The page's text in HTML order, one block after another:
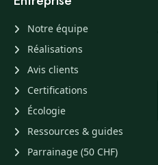
Notre équipe
Réalisations
Avis clients
Certifications
Écologie
Ressources & guides
Parrainage (50 CHF)